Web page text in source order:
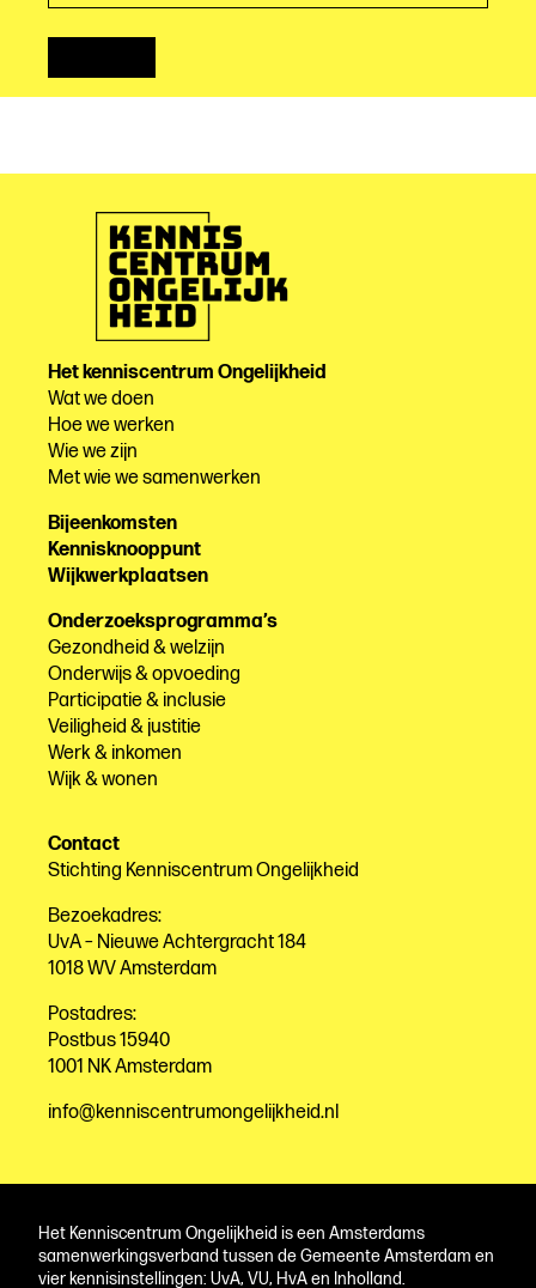
Het kenniscentrum Ongelijkheid
Wat we doen
Hoe we werken
Wie we zijn
Met wie we samenwerken
Bijeenkomsten
Kennisknooppunt
Wijkwerkplaatsen
Onderzoeksprogramma’s
Gezondheid & welzijn
Onderwijs & opvoeding
Participatie & inclusie
Veiligheid & justitie
Werk & inkomen
Wijk & wonen
Contact
Stichting Kenniscentrum Ongelijkheid
Bezoekadres:
UvA – Nieuwe Achtergracht 184
1018 WV Amsterdam
Postadres:
Postbus 15940
1001 NK Amsterdam
info@kenniscentrumongelijkheid.nl
Het Kenniscentrum Ongelijkheid is een Amsterdams
samenwerkingsverband tussen de Gemeente Amsterdam en
vier kennisinstellingen: UvA, VU, HvA en Inholland.